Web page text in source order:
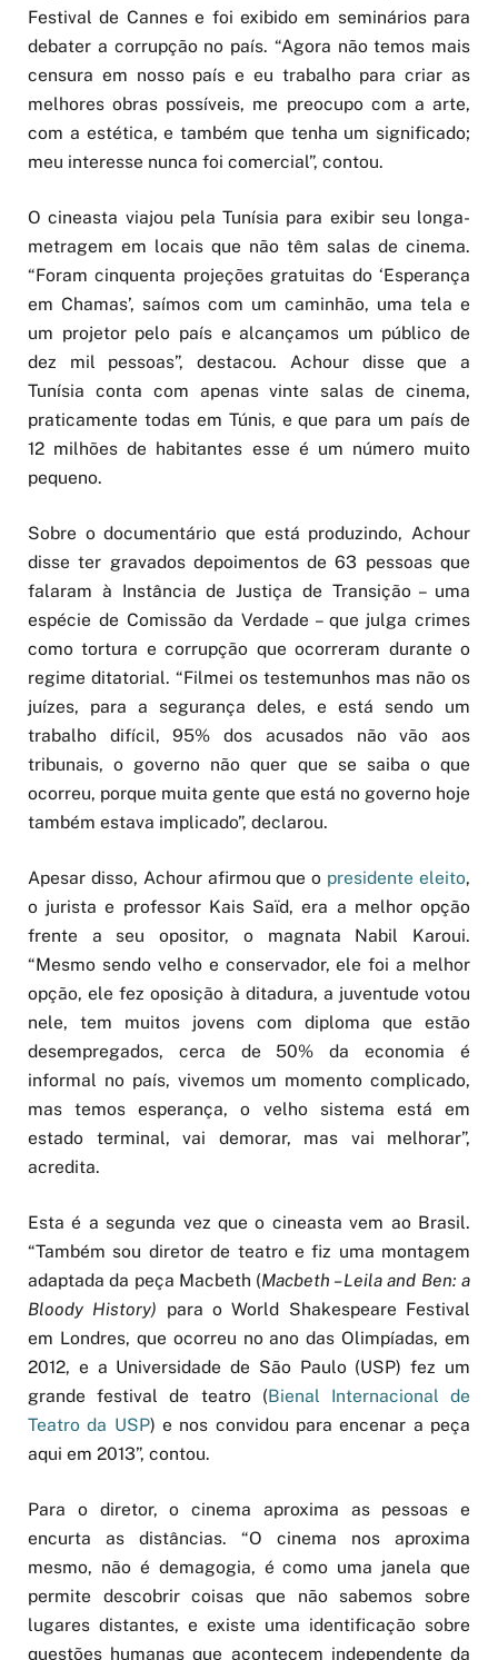
Festival de Cannes e foi exibido em seminários para
debater a corrupção no país. “Agora não temos mais
censura em nosso país e eu trabalho para criar as
melhores obras possíveis, me preocupo com a arte,
com a estética, e também que tenha um significado;
meu interesse nunca foi comercial”, contou.
O cineasta viajou pela Tunísia para exibir seu longa-
metragem em locais que não têm salas de cinema.
“Foram cinquenta projeções gratuitas do ‘Esperança
em Chamas’, saímos com um caminhão, uma tela e
um projetor pelo país e alcançamos um público de
dez mil pessoas”, destacou. Achour disse que a
Tunísia conta com apenas vinte salas de cinema,
praticamente todas em Túnis, e que para um país de
12 milhões de habitantes esse é um número muito
pequeno.
Sobre o documentário que está produzindo, Achour
disse ter gravados depoimentos de 63 pessoas que
falaram à Instância de Justiça de Transição – uma
espécie de Comissão da Verdade – que julga crimes
como tortura e corrupção que ocorreram durante o
regime ditatorial. “Filmei os testemunhos mas não os
juízes, para a segurança deles, e está sendo um
trabalho difícil, 95% dos acusados não vão aos
tribunais, o governo não quer que se saiba o que
ocorreu, porque muita gente que está no governo hoje
também estava implicado”, declarou.
Apesar disso, Achour afirmou que o presidente eleito,
o jurista e professor Kais Saïd, era a melhor opção
frente a seu opositor, o magnata Nabil Karoui.
“Mesmo sendo velho e conservador, ele foi a melhor
opção, ele fez oposição à ditadura, a juventude votou
nele, tem muitos jovens com diploma que estão
desempregados, cerca de 50% da economia é
informal no país, vivemos um momento complicado,
mas temos esperança, o velho sistema está em
estado terminal, vai demorar, mas vai melhorar”,
acredita.
Esta é a segunda vez que o cineasta vem ao Brasil.
“Também sou diretor de teatro e fiz uma montagem
adaptada da peça Macbeth (Macbeth – Leila and Ben: a
Bloody History) para o World Shakespeare Festival
em Londres, que ocorreu no ano das Olimpíadas, em
2012, e a Universidade de São Paulo (USP) fez um
grande festival de teatro (Bienal Internacional de
Teatro da USP) e nos convidou para encenar a peça
aqui em 2013”, contou.
Para o diretor, o cinema aproxima as pessoas e
encurta as distâncias. “O cinema nos aproxima
mesmo, não é demagogia, é como uma janela que
permite descobrir coisas que não sabemos sobre
lugares distantes, e existe uma identificação sobre
questões humanas que acontecem independente da